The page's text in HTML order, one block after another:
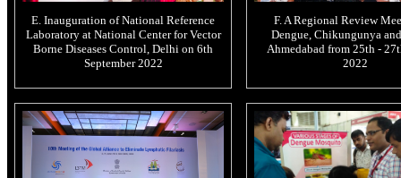
E. Inauguration of National Reference
Laboratory at National Center for Vector
Borne Diseases Control, Delhi on 6th
September 2022
F. A Regional Review
Dengue, Chikungunya
Ahmedabad from 25th -
2022